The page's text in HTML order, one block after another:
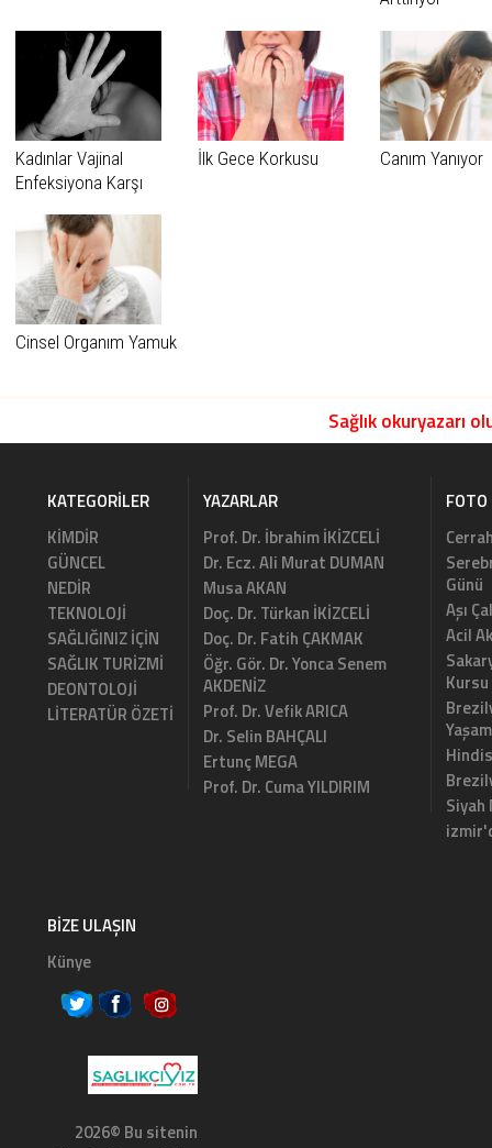
Kadınlar Vajinal
Enfeksiyona Karşı
İlk Gece Korkusu Canım Yanıyor
Cinsel Organım Yamuk
Sağlık okuryazarı
KATEGORILER
KİMDİR
GÜNCEL
NEDİR
TEKNOLOJİ
SAĞLIĞINIZ İÇİN
SAĞLIK TURİZMİ
DEONTOLOJİ
LİTERATÜR ÖZETİ
YAZARLAR
Prof. Dr. İbrahim İKİZCELİ
Dr. Ecz. Ali Murat DUMAN
Musa AKAN
Doç. Dr. Türkan İKİZCELİ
Doç. Dr. Fatih ÇAKMAK
Öğr. Gör. Dr. Yonca Senem
AKDENİZ
Prof. Dr. Vefik ARICA
Dr. Selin BAHÇALI
Ertunç MEGA
Prof. Dr. Cuma YILDIRIM
FOTO
Günü
Aşı
Acil
Kursu
Yaşam
BIZE ULAŞIN
Künye
2026© Bu sitenin